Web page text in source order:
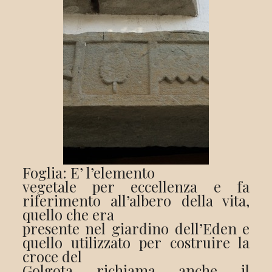
Foglia: E’ l’elemento
vegetale per eccellenza e fa
riferimento all’albero della vita,
quello che era
presente nel giardino dell’Eden e
quello utilizzato per costruire la
croce del